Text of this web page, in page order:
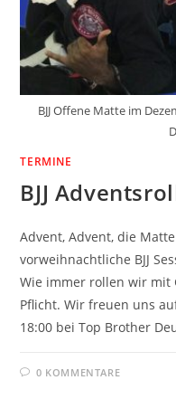
BJJ Offene Matte im
TERMINE
BJJ
Advent, Advent, die
vorweihnachtliche BJJ
Wie immer rollen wir mit
Pflicht. Wir freuen uns
18:00 bei Top Brother
0 KOMMENTARE